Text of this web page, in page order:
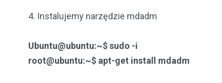
4. Instalujemy narzędzie mdadm
Ubuntu@ubuntu:~$ sudo -i
root@ubuntu:~$ apt-get install mdadm